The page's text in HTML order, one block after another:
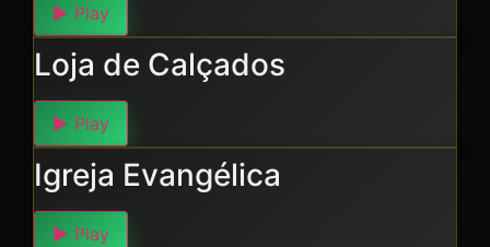
▶ Play
Loja de Calçados
▶ Play
Igreja Evangélica
▶ Play